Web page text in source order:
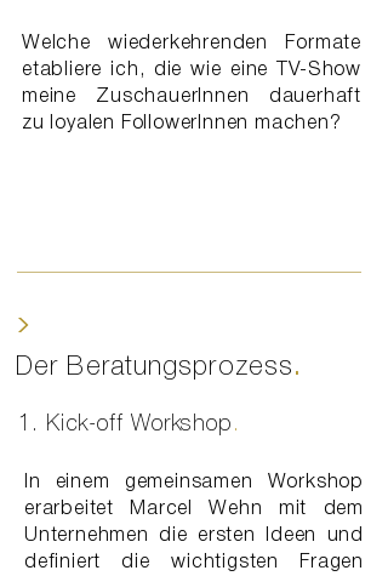
Welche wiederkehrenden Formate
etabliere ich, die wie eine TV-Show
meine ZuschauerInnen dauerhaft
zu loyalen FollowerInnen machen?
>
Der Beratungsprozess .
​​​1. Kick-off Workshop .
In einem gemeinsamen Workshop
erarbeitet Marcel Wehn mit dem
Unternehmen die ersten Ideen und
definiert die wichtigsten Fragen